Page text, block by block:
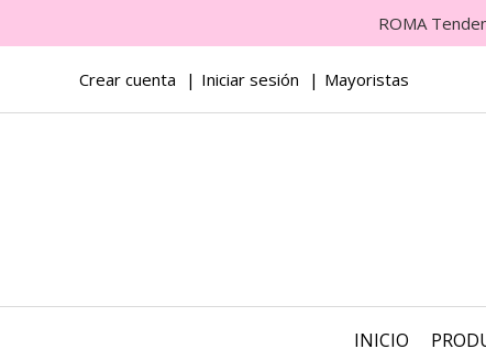
ROMA
Crear cuenta Iniciar sesión Mayoristas
INICIO